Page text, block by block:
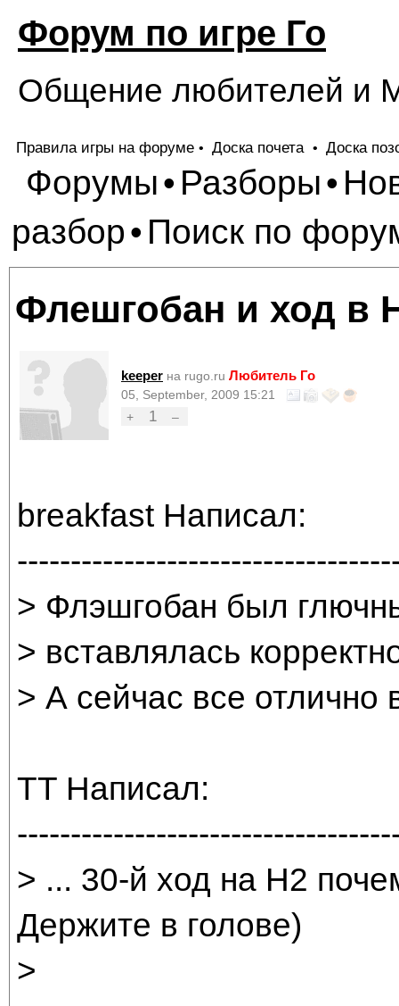
Форум по игре Го
Общение любителей и
Правила игры на форуме • Доска почета • Доска
Форумы• Разборы•
разбор• Поиск по
Флешгобан и ход в
keeper на rugo.ru Любитель Го
05, September, 2009 15:21
+
1 –
breakfast Написал:
> Флэшгобан был
> вставлялась
> А сейчас все
TT Написал:
> ... 30-й ход на H2
Держите в голове)
>